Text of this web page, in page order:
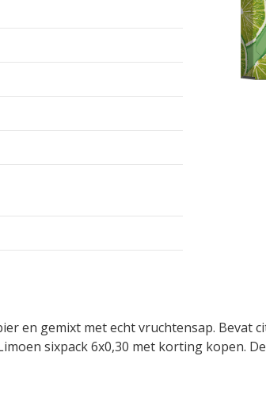
en gemixt met echt vruchtensap. Bevat
sixpack 6x0,30 met korting kopen.